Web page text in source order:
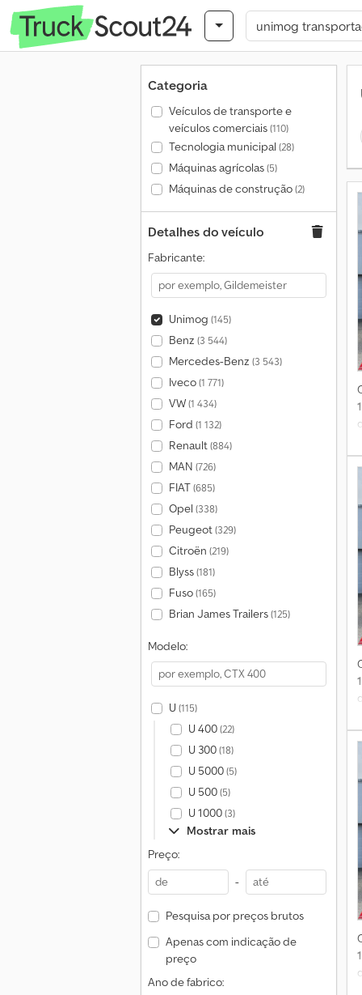
Categoria
Veículos de transporte e
veículos comerciais(110)
Tecnologia municipal (28)
Máquinas agrícolas(5)
Máquinas de construção(2)
Detalhes do veículo
Fabricante:
Unimog (145)
Benz (3 544)
Mercedes-Benz (3 543)
Iveco(1 771)
VW(1 434)
Ford (1 132)
Renault(884)
MAN (726)
FIAT(685)
Opel (338)
Peugeot(329)
Citroën (219)
Blyss(181)
Fuso(165)
Brian James Trailers(125)
Modelo:
U (115)
U 400(22)
U 300(18)
U 5000(5)
U 500(5)
U 1000(3)
Mostrar mais
Preço:
-
Pesquisa por preços brutos
Apenas com indicação de
preço
Ano de fabrico: